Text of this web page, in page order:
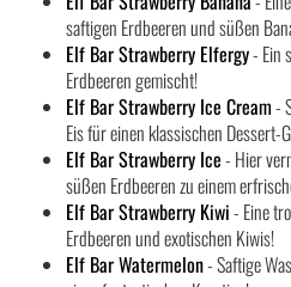
saftigen Erdbeeren und süßen
Elf Bar Strawberry Elfergy- Ein
Erdbeeren gemischt!
Elf Bar Strawberry Ice Cream-
Eis für einen klassischen Dessert-
Elf Bar Strawberry Ice- Hier
süßen Erdbeeren zu einem
Elf Bar Strawberry Kiwi- Eine
Erdbeeren und exotischen Kiwis!
Elf Bar Watermelon- Saftige